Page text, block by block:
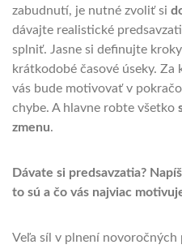
zabudnutí, je nutné zvoliť si
dávajte realistické
splniť. Jasne si definujte
krátkodobé časové úseky. Za
vás bude motivovať v
chybe. A hlavne robte všetko
zmenu.
Dávate si predsavzatia?
to sú a čo vás najviac
Veľa síl v plnení novoročných